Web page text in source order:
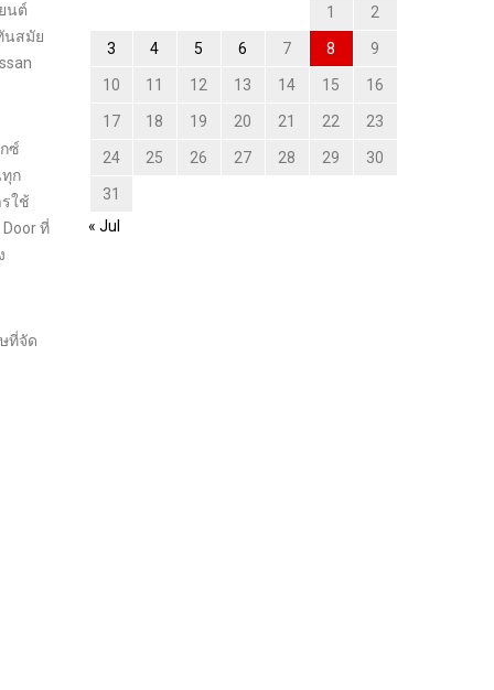
นต์
นสมัย
ซ์
ก
ใช้
ที่
ที่จัด
1 2
3 4 5 6 7 8 9
10 11 12 13 14 15 16
17 18 19 20 21 22 23
24 25 26 27 28 29 30
31
« Jul